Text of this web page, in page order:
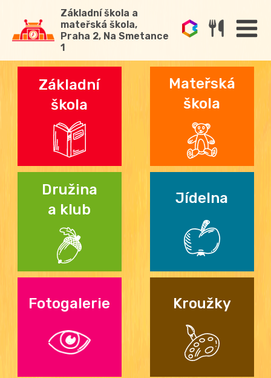
Základní škola a
mateřská škola,
Praha 2, Na Smetance
1
Základní
škola
Mateřská
škola
Družina
a klub
Jídelna
Fotogalerie Kroužky